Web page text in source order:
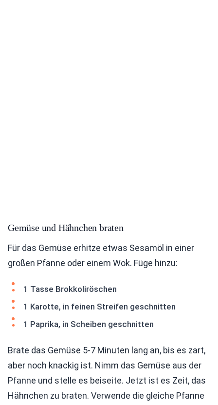
Gemüse und Hähnchen braten
Für das Gemüse erhitze etwas Sesamöl in einer
großen Pfanne oder einem Wok. Füge hinzu:
1 Tasse Brokkoliröschen
1 Karotte, in feinen Streifen geschnitten
1 Paprika, in Scheiben geschnitten
Brate das Gemüse 5-7 Minuten lang an, bis es zart,
aber noch knackig ist. Nimm das Gemüse aus der
Pfanne und stelle es beiseite. Jetzt ist es Zeit, das
Hähnchen zu braten. Verwende die gleiche Pfanne